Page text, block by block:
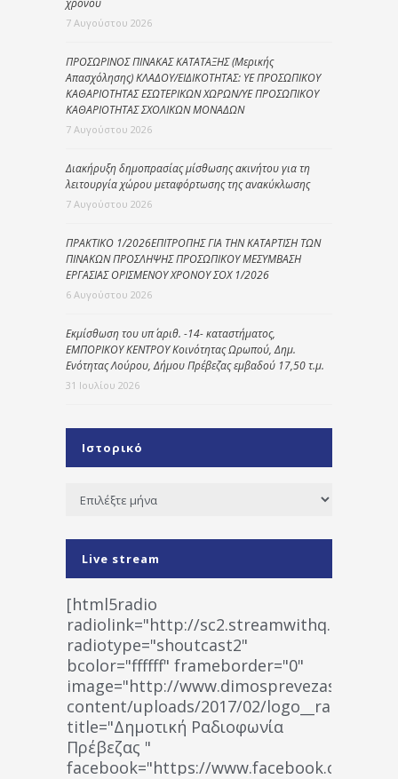
7 Αυγούστου 2026
ΠΡΟΣΩΡΙΝΟΣ ΠΙΝΑΚΑΣ ΚΑΤΑΤΑΞΗΣ (Μερικής
Απασχόλησης) ΚΛΑΔΟΥ/ΕΙΔΙΚΟΤΗΤΑΣ: ΥΕ ΠΡΟΣΩΠΙΚΟΥ
ΚΑΘΑΡΙΟΤΗΤΑΣ ΕΣΩΤΕΡΙΚΩΝ ΧΩΡΩΝ/ΥΕ ΠΡΟΣΩΠΙΚΟΥ
ΚΑΘΑΡΙΟΤΗΤΑΣ ΣΧΟΛΙΚΩΝ ΜΟΝΑΔΩΝ
7 Αυγούστου 2026
Διακήρυξη δημοπρασίας μίσθωσης ακινήτου για τη
λειτουργία χώρου μεταφόρτωσης της ανακύκλωσης
7 Αυγούστου 2026
ΠΡΑΚΤΙΚΟ 1/2026ΕΠΙΤΡΟΠΗΣ ΓΙΑ ΤΗΝ ΚΑΤΑΡΤΙΣΗ ΤΩΝ
ΠΙΝΑΚΩΝ ΠΡΟΣΛΗΨΗΣ ΠΡΟΣΩΠΙΚΟΥ ΜΕΣΥΜΒΑΣΗ
ΕΡΓΑΣΙΑΣ ΟΡΙΣΜΕΝΟΥ ΧΡΟΝΟΥ ΣΟΧ 1/2026
6 Αυγούστου 2026
Εκμίσθωση του υπ΄ αριθ. -14- καταστήματος,
ΕΜΠΟΡΙΚΟΥ ΚΕΝΤΡΟΥ Κοινότητας Ωρωπού, Δημ.
Ενότητας Λούρου, Δήμου Πρέβεζας εμβαδού 17,50 τ.μ.
31 Ιουλίου 2026
Ιστορικό
Ιστορικό
Live stream
[html5radio
radiolink="http://
radiotype="shoutcast2"
bcolor="ffffff" frameborder="0"
image="http://www.dimosprevezas.gr/wp-
content/uploads/2017/02/
title="Δημοτική Ραδιοφωνία
Πρέβεζας "
facebook="https://www.facebook.com/